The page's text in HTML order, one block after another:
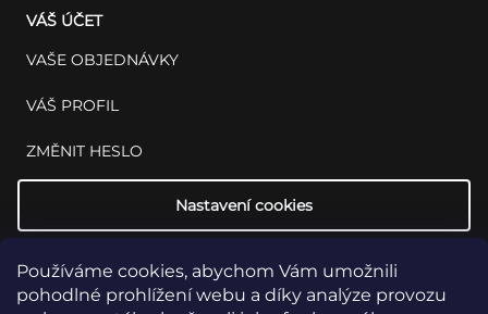
Používáme cookies, abychom Vám umožnili
pohodlné prohlížení webu a díky analýze provozu
VÁŠ ÚČET
VAŠE OBJEDNÁVKY
VÁŠ PROFIL
ZMĚNIT HESLO
Nastavení cookies